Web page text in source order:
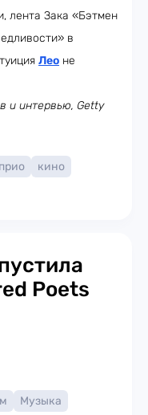
лента Зака «Бэтмен
в
Лео не
и интервью, Getty
кино
Poets
Музыка